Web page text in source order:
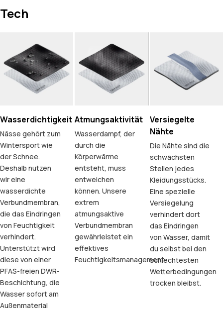
Tech
Wasserdichtigkeit
Nässe gehört zum
Wintersport wie
der Schnee.
Deshalb nutzen
wir eine
wasserdichte
Verbundmembran,
die das Eindringen
von Feuchtigkeit
verhindert.
Unterstützt wird
diese von einer
PFAS-freien DWR-
Beschichtung, die
Wasser sofort am
Außenmaterial
Atmungsaktivität
Wasserdampf, der
durch die
Körperwärme
entsteht, muss
entweichen
können. Unsere
extrem
atmungsaktive
Verbundmembran
gewährleistet ein
effektives
Feuchtigkeitsmanagement.
Versiegelte
Nähte
Die Nähte sind die
schwächsten
Stellen jedes
Kleidungsstücks.
Eine spezielle
Versiegelung
verhindert dort
das Eindringen
von Wasser, damit
du selbst bei den
schlechtesten
Wetterbedingungen
trocken bleibst.